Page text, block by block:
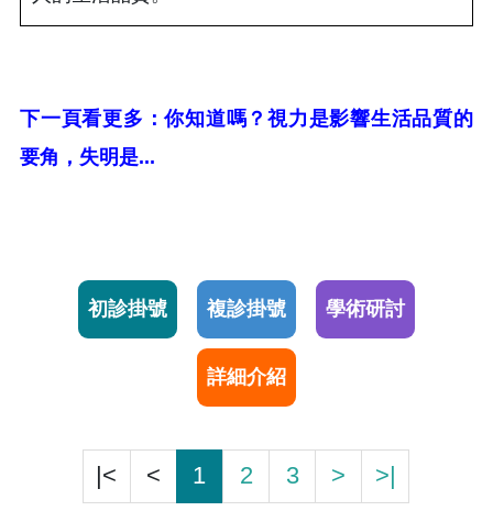
下一頁看更多：你知道嗎？視力是影響生活品質的
要角，失明是...
初診掛號 複診掛號 學術研討
詳細介紹
|< < 1 2 3 > >|